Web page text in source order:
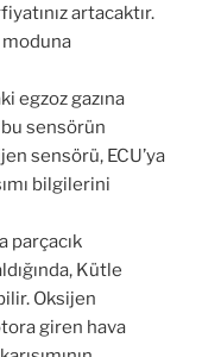
artacaktır.
moduna
egzoz gazına
sensörün
sensörü, ECU’ya
bilgilerini
parçacık
Kütle
Oksijen
giren hava